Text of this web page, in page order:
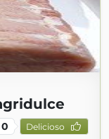
0 Delicioso